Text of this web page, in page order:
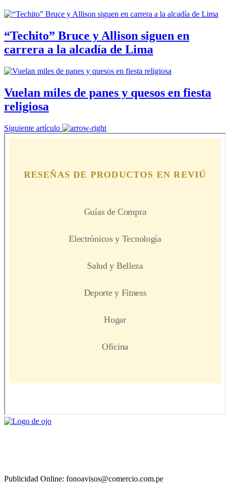
“Techito” Bruce y Allison siguen en
carrera a la alcadía de Lima
Vuelan miles de panes y quesos en fiesta
religiosa
Siguiente artículo
Publicidad Online: fonoavisos@comercio.com.pe